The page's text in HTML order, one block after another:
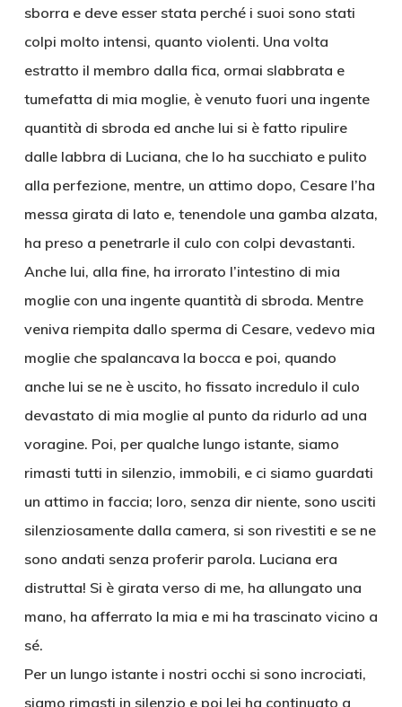
sborra e deve esser stata perché i suoi sono stati
colpi molto intensi, quanto violenti. Una volta
estratto il membro dalla fica, ormai slabbrata e
tumefatta di mia moglie, è venuto fuori una ingente
quantità di sbroda ed anche lui si è fatto ripulire
dalle labbra di Luciana, che lo ha succhiato e pulito
alla perfezione, mentre, un attimo dopo, Cesare l’ha
messa girata di lato e, tenendole una gamba alzata,
ha preso a penetrarle il culo con colpi devastanti.
Anche lui, alla fine, ha irrorato l’intestino di mia
moglie con una ingente quantità di sbroda. Mentre
veniva riempita dallo sperma di Cesare, vedevo mia
moglie che spalancava la bocca e poi, quando
anche lui se ne è uscito, ho fissato incredulo il culo
devastato di mia moglie al punto da ridurlo ad una
voragine. Poi, per qualche lungo istante, siamo
rimasti tutti in silenzio, immobili, e ci siamo guardati
un attimo in faccia; loro, senza dir niente, sono usciti
silenziosamente dalla camera, si son rivestiti e se ne
sono andati senza proferir parola. Luciana era
distrutta! Si è girata verso di me, ha allungato una
mano, ha afferrato la mia e mi ha trascinato vicino a
sé.
Per un lungo istante i nostri occhi si sono incrociati,
siamo rimasti in silenzio e poi lei ha continuato a